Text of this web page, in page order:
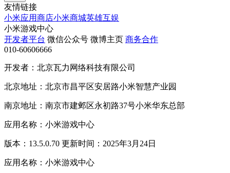
友情链接
小米应用商店小米商城英雄互娱
小米游戏中心
开发者平台 微信公众号 微博主页 商务合作
010-60606666
开发者：北京瓦力网络科技有限公司
北京地址：北京市昌平区安居路小米智慧产业园
南京地址：南京市建邺区永初路37号小米华东总部
应用名称：小米游戏中心
版本：13.5.0.70 更新时间：2025年3月24日
应用名称：小米游戏中心